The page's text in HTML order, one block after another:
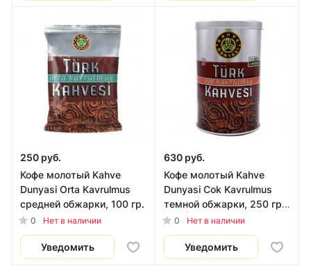
250 руб.
Кофе молотый Kahve
Dunyasi Orta Kavrulmus
средней обжарки, 100 гр.
0 Нет в наличии
Уведомить
630 руб.
Кофе молотый Kahve
Dunyasi Cok Kavrulmus
темной обжарки, 250 гр.
(ж.б.)
0 Нет в наличии
Уведомить